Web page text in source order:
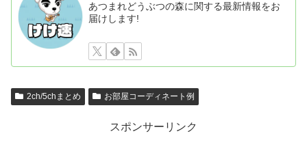
あつまれどうぶつの森に関する最新情報をお
届けします!
2ch/5chまとめ お部屋コーディネート例
スポンサーリンク